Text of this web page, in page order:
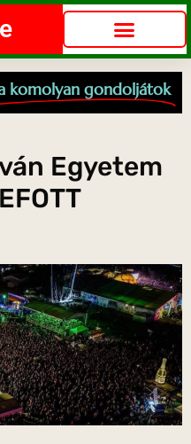
komolyan gondoljátok
Egyetem